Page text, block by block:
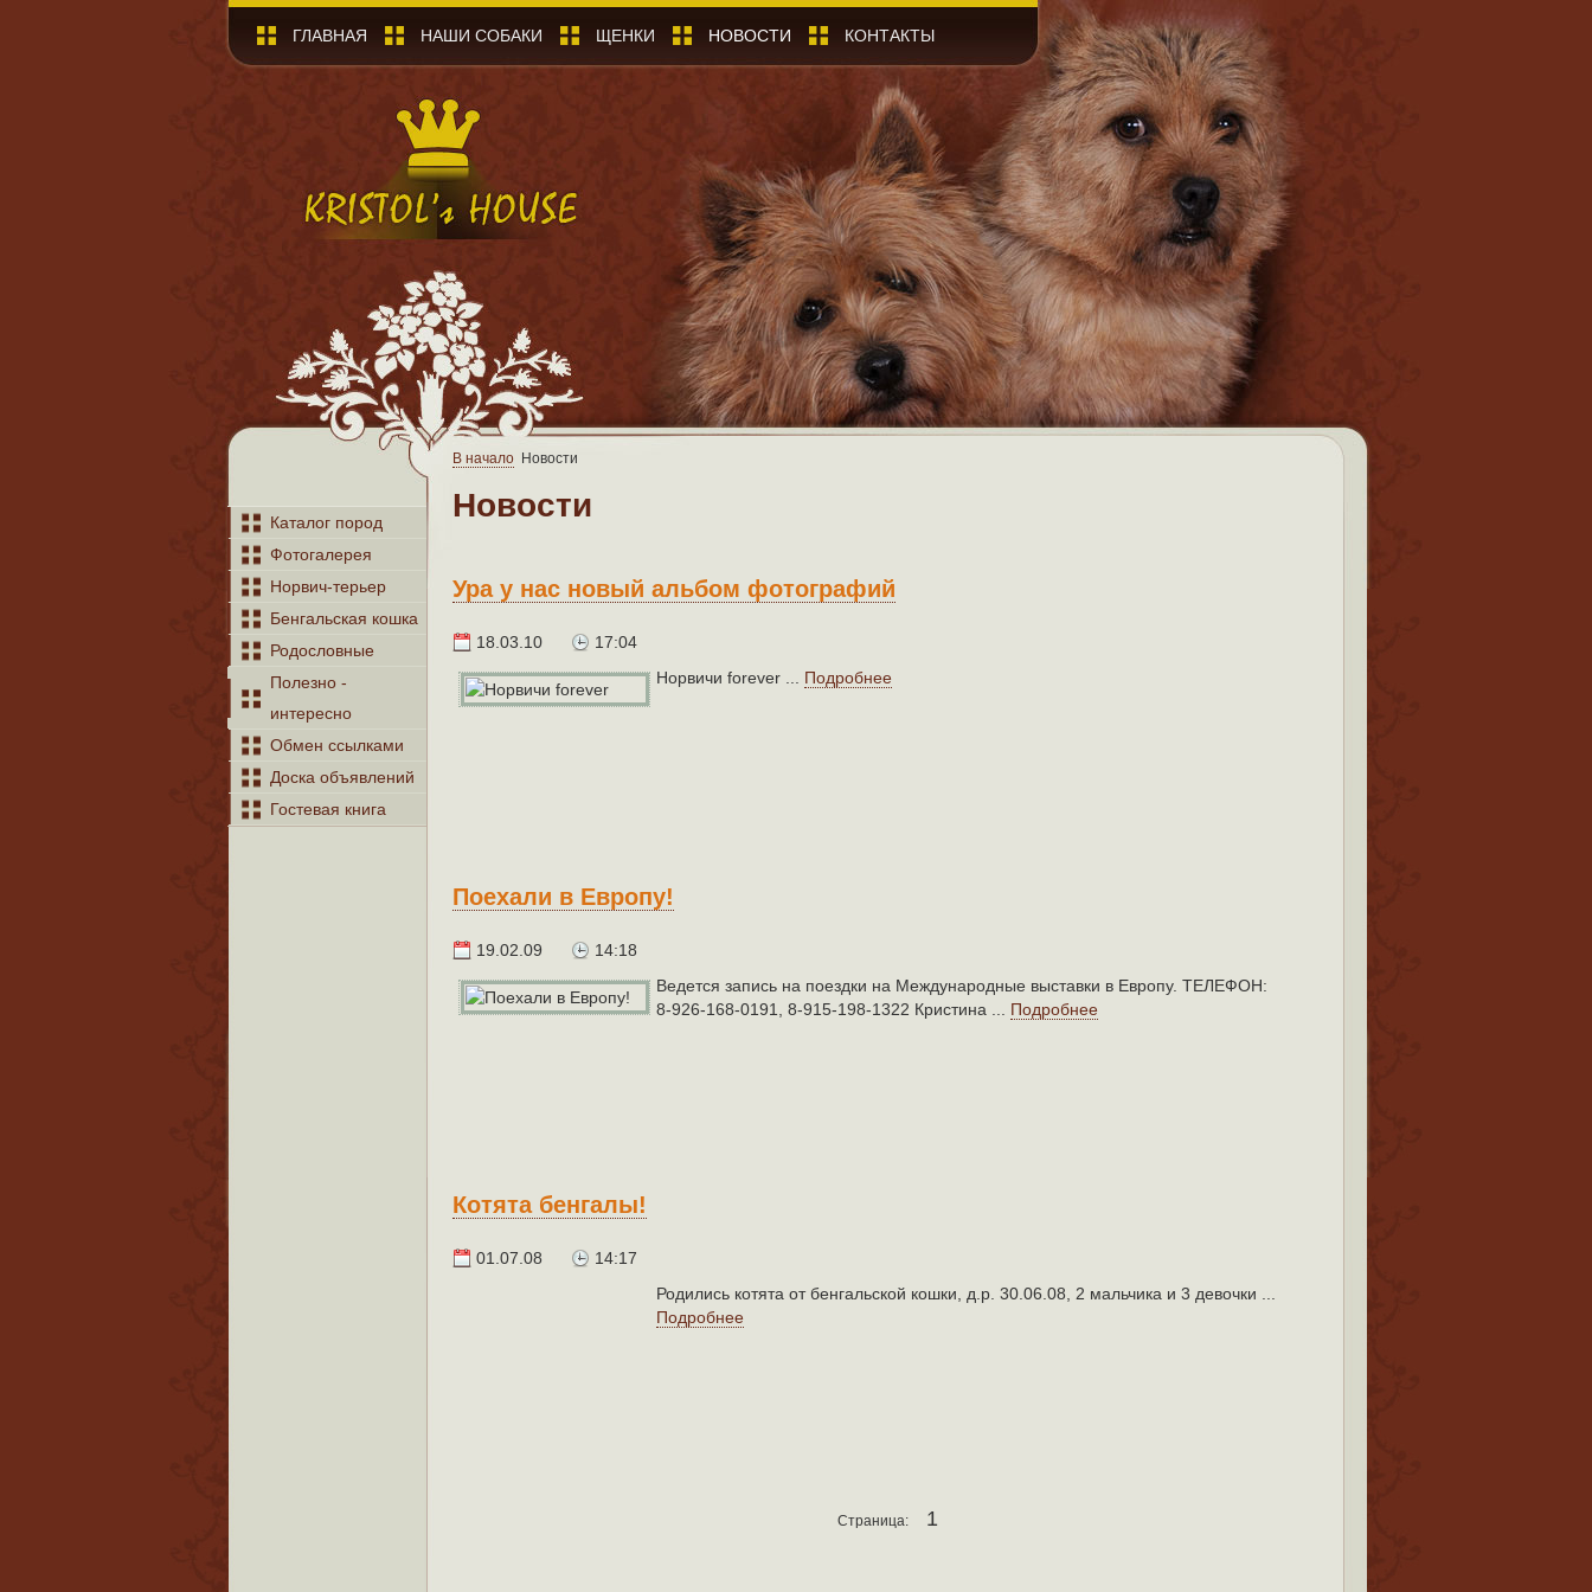
ГЛАВНАЯ НАШИ СОБАКИ ЩЕНКИ НОВОСТИ КОНТАКТЫ
Каталог пород
Фотогалерея
Норвич-терьер
Бенгальская кошка
Родословные
Полезно -
интересно
Обмен ссылками
Доска объявлений
Гостевая книга
В начало Новости
Новости
Ура у нас новый альбом фотографий
18.03.10
17:04
Норвичи forever ... Подробнее
Поехали в Европу!
19.02.09
14:18
Ведется запись на поездки на Международные выставки в Европу. ТЕЛЕФОН:
8-926-168-0191, 8-915-198-1322 Кристина ... Подробнее
Котята бенгалы!
01.07.08
14:17
Родились котята от бенгальской кошки, д.р. 30.06.08, 2 мальчика и 3 девочки ...
Подробнее
Страница: 1